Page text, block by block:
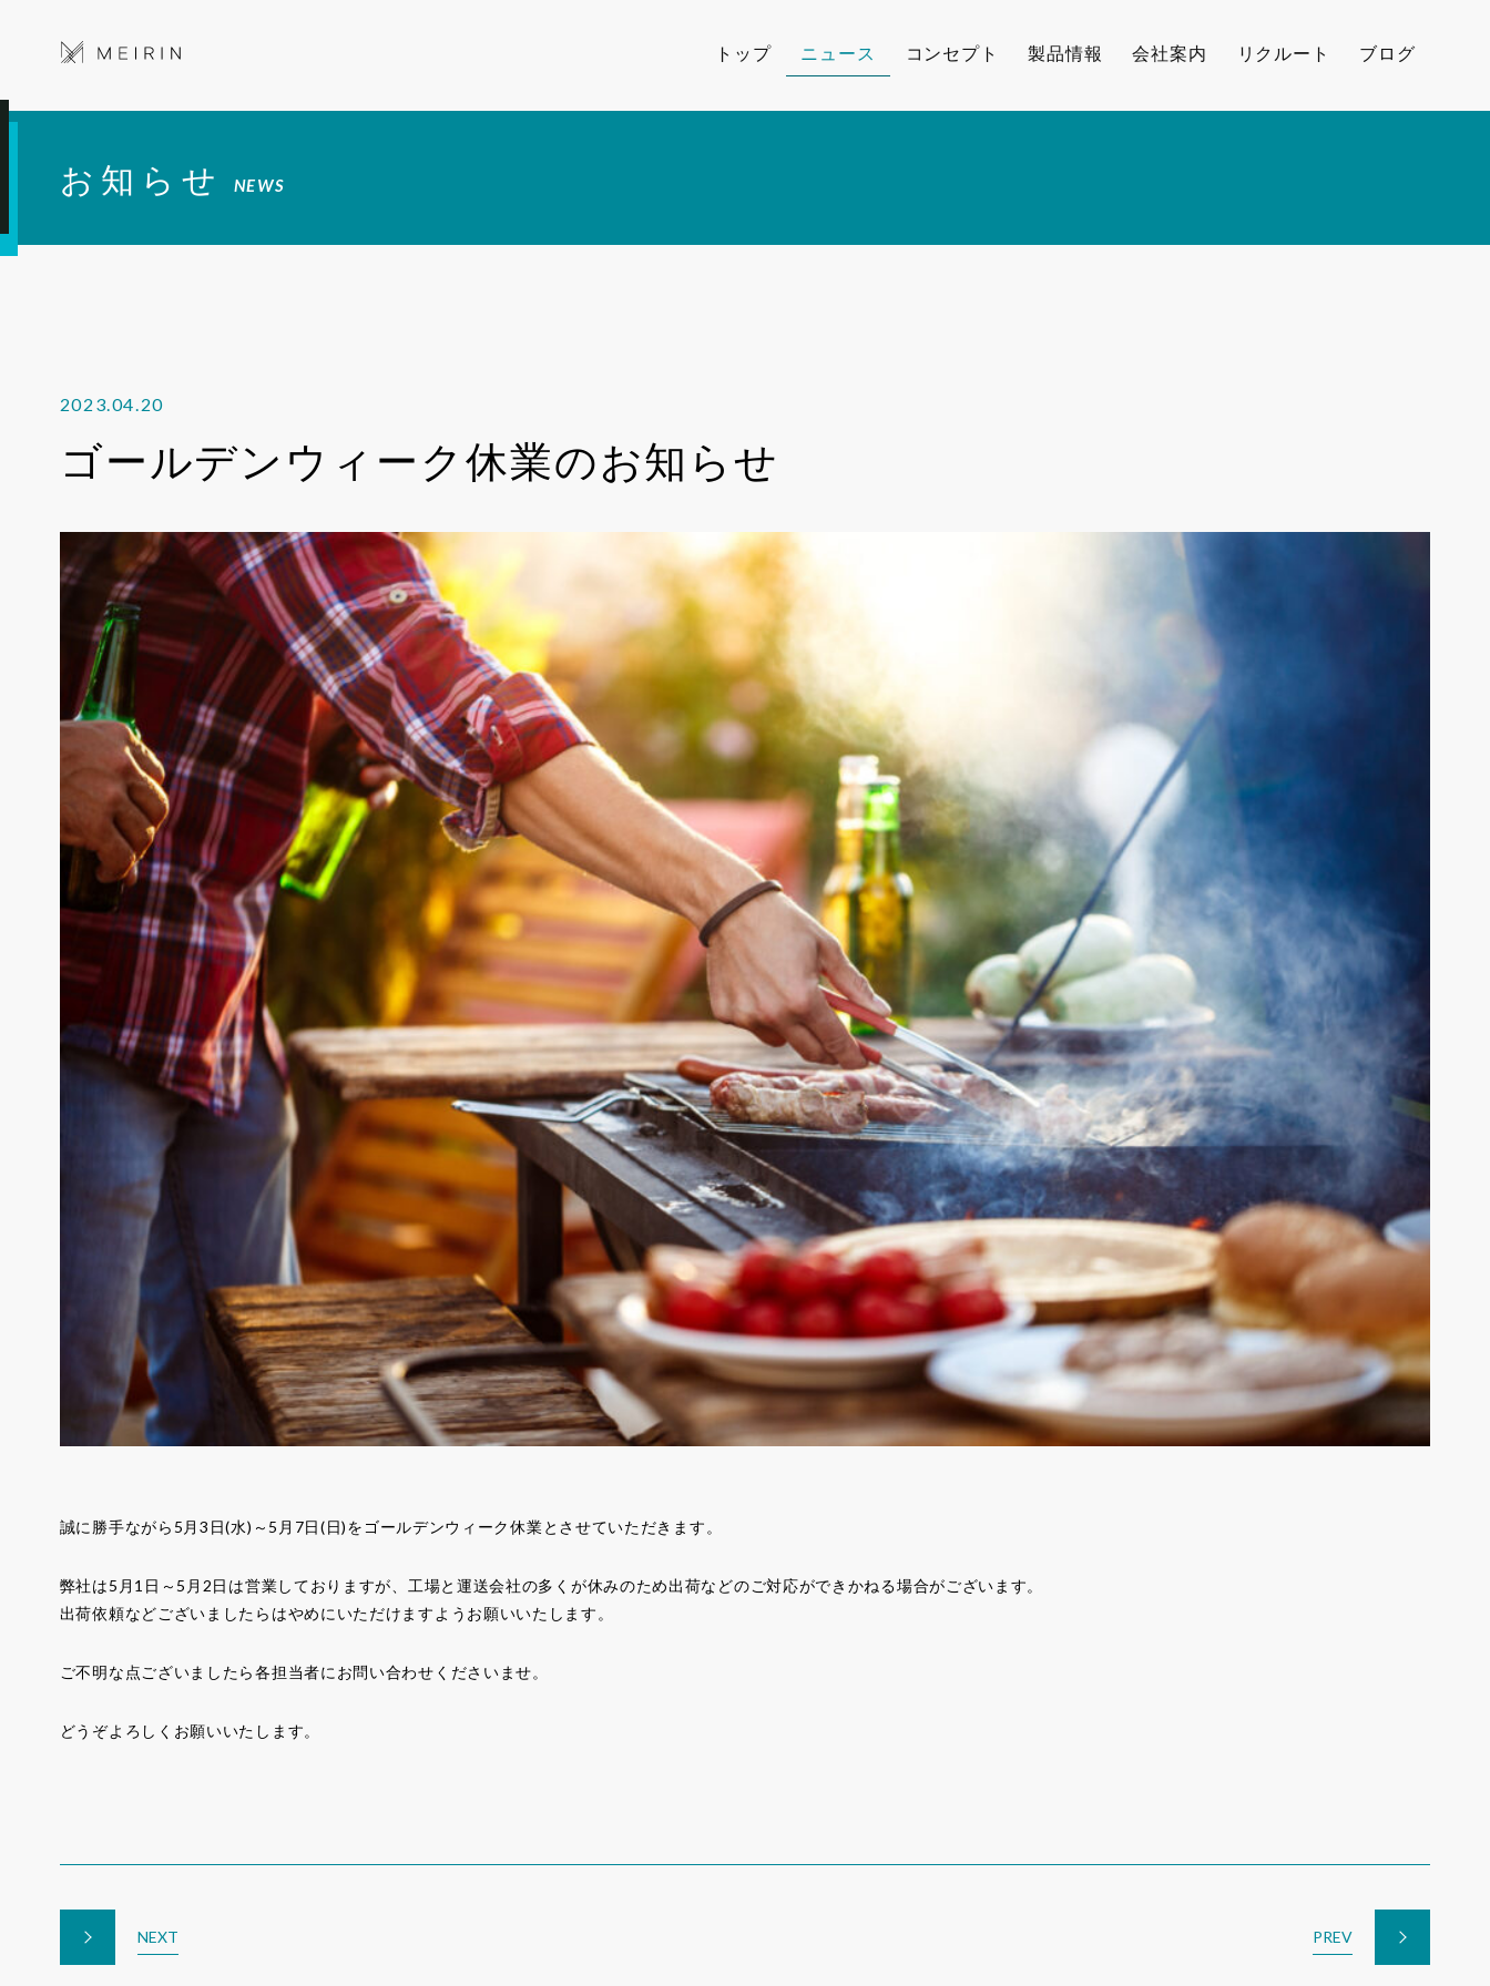
トップ ニュース コンセプト 製品情報 会社案内 リクルート ブログ
お知らせ NEWS
2023.04.20
ゴールデンウィーク休業のお知らせ
誠に勝手ながら5月3日(水)～5月7日(日)をゴールデンウィーク休業とさせていただきます。
弊社は5月1日～5月2日は営業しておりますが、工場と運送会社の多くが休みのため出荷などのご対応ができかねる場合がございます。
出荷依頼などございましたらはやめにいただけますようお願いいたします。
ご不明な点ございましたら各担当者にお問い合わせくださいませ。
どうぞよろしくお願いいたします。
NEXT PREV